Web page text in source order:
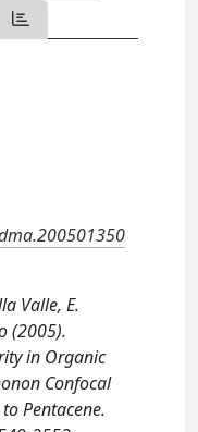
Valle, E.
(2005).
in Organic
Confocal
Pentacene.